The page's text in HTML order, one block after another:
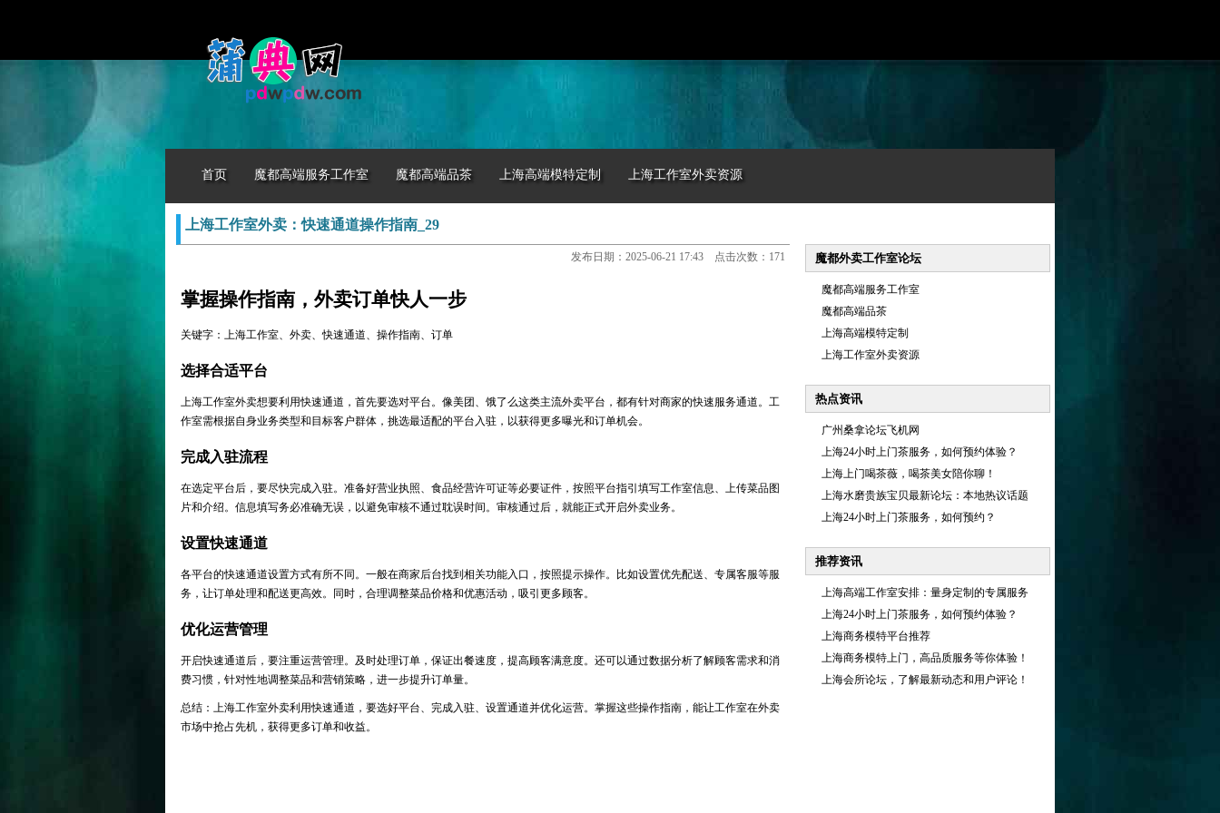
首页 魔都高端服务工作室 魔都高端品茶 上海高端模特定制 上海工作室外卖资源
上海工作室外卖：快速通道操作指南_29
发布日期：2025-06-21 17:43 点击次数：171
掌握操作指南，外卖订单快人一步
关键字：上海工作室、外卖、快速通道、操作指南、订单
选择合适平台
上海工作室外卖想要利用快速通道，首先要选对平台。像美团、饿了么这类主流外卖平台，都有针对商家的快速服务通道。工
作室需根据自身业务类型和目标客户群体，挑选最适配的平台入驻，以获得更多曝光和订单机会。
完成入驻流程
在选定平台后，要尽快完成入驻。准备好营业执照、食品经营许可证等必要证件，按照平台指引填写工作室信息、上传菜品图
片和介绍。信息填写务必准确无误，以避免审核不通过耽误时间。审核通过后，就能正式开启外卖业务。
设置快速通道
各平台的快速通道设置方式有所不同。一般在商家后台找到相关功能入口，按照提示操作。比如设置优先配送、专属客服等服
务，让订单处理和配送更高效。同时，合理调整菜品价格和优惠活动，吸引更多顾客。
优化运营管理
开启快速通道后，要注重运营管理。及时处理订单，保证出餐速度，提高顾客满意度。还可以通过数据分析了解顾客需求和消
费习惯，针对性地调整菜品和营销策略，进一步提升订单量。
总结：上海工作室外卖利用快速通道，要选好平台、完成入驻、设置通道并优化运营。掌握这些操作指南，能让工作室在外卖
市场中抢占先机，获得更多订单和收益。
魔都外卖工作室论坛
魔都高端服务工作室
魔都高端品茶
上海高端模特定制
上海工作室外卖资源
热点资讯
广州桑拿论坛飞机网
上海24小时上门茶服务，如何预约体验？
上海上门喝茶薇，喝茶美女陪你聊！
上海水磨贵族宝贝最新论坛：本地热议话题
上海24小时上门茶服务，如何预约？
推荐资讯
上海高端工作室安排：量身定制的专属服务
上海24小时上门茶服务，如何预约体验？
上海商务模特平台推荐
上海商务模特上门，高品质服务等你体验！
上海会所论坛，了解最新动态和用户评论！